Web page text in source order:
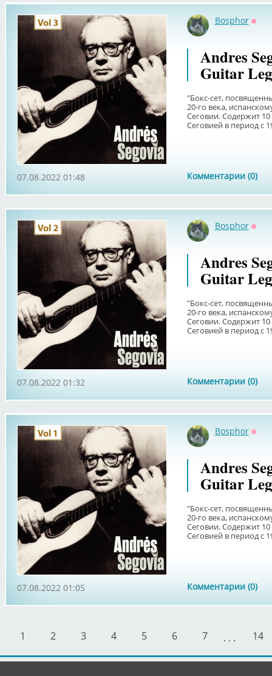
Bosphor
Andres
Guitar
"Бокс-сет,
20-го века,
Сеговии. Содержит
Сеговией в период с
Комментарии (0)
07.08.2022 01:48
Bosphor
Andres
Guitar
"Бокс-сет,
20-го века,
Сеговии. Содержит
Сеговией в период с
Комментарии (0)
07.08.2022 01:32
Bosphor
Andres
Guitar
"Бокс-сет,
20-го века,
Сеговии. Содержит
Сеговией в период с
Комментарии (0)
07.08.2022 01:05
1 2 3 4 5 6 7 . . . 14